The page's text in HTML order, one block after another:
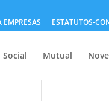
EMPRESAS ESTATUTOS-
Social Mutual